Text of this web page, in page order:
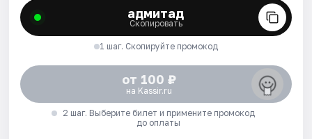
адмитад
Скопировать
1 шаг. Скопируйте промокод
от 100 ₽
на Kassir.ru
2 шаг. Выберите билет и примените промокод
до оплаты